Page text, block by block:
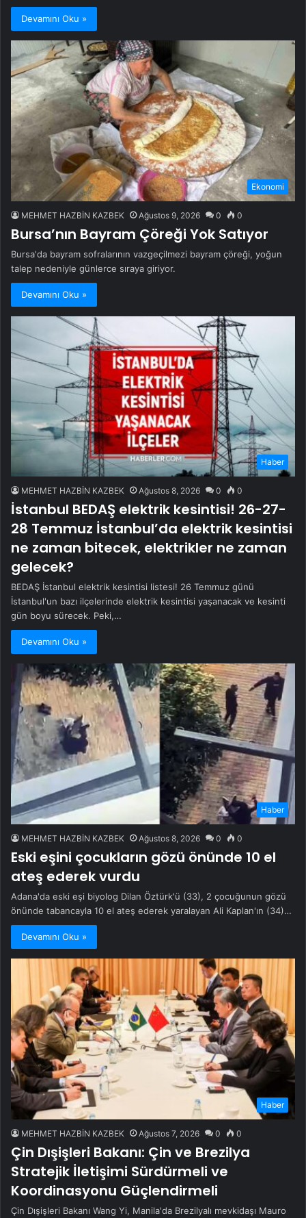
Devamını Oku »
Ekonomi
MEHMET HAZBİN KAZBEK Ağustos 9, 2026 0 0
Bursa’nın Bayram Çöreği Yok Satıyor
Bursa'da bayram sofralarının vazgeçilmezi bayram çöreği, yoğun
talep nedeniyle günlerce sıraya giriyor.
Devamını Oku »
Haber
MEHMET HAZBİN KAZBEK Ağustos 8, 2026 0 0
İstanbul BEDAŞ elektrik kesintisi! 26-27-
28 Temmuz İstanbul’da elektrik kesintisi
ne zaman bitecek, elektrikler ne zaman
gelecek?
BEDAŞ İstanbul elektrik kesintisi listesi! 26 Temmuz günü
İstanbul'un bazı ilçelerinde elektrik kesintisi yaşanacak ve kesinti
gün boyu sürecek. Peki,…
Devamını Oku »
Haber
MEHMET HAZBİN KAZBEK Ağustos 8, 2026 0 0
Eski eşini çocukların gözü önünde 10 el
ateş ederek vurdu
Adana'da eski eşi biyolog Dilan Öztürk'ü (33), 2 çocuğunun gözü
önünde tabancayla 10 el ateş ederek yaralayan Ali Kaplan'ın (34)…
Devamını Oku »
Haber
MEHMET HAZBİN KAZBEK Ağustos 7, 2026 0 0
Çin Dışişleri Bakanı: Çin ve Brezilya
Stratejik İletişimi Sürdürmeli ve
Koordinasyonu Güçlendirmeli
Çin Dışişleri Bakanı Wang Yi, Manila'da Brezilyalı mevkidaşı Mauro